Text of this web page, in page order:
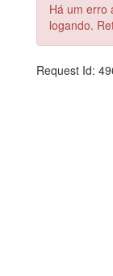
Há um erro
logando.
Request Id: